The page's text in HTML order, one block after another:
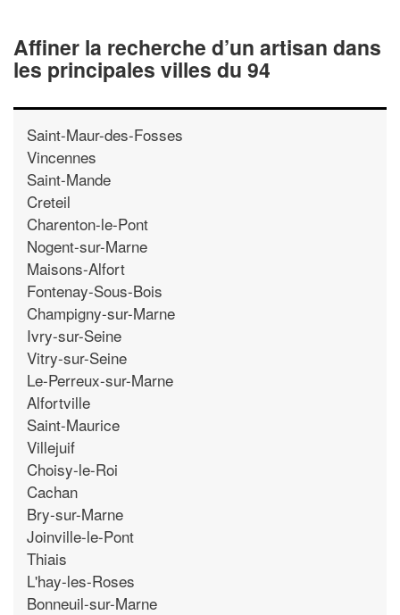
Affiner la recherche d’un artisan dans
les principales villes du 94
Saint-Maur-des-Fosses
Vincennes
Saint-Mande
Creteil
Charenton-le-Pont
Nogent-sur-Marne
Maisons-Alfort
Fontenay-Sous-Bois
Champigny-sur-Marne
Ivry-sur-Seine
Vitry-sur-Seine
Le-Perreux-sur-Marne
Alfortville
Saint-Maurice
Villejuif
Choisy-le-Roi
Cachan
Bry-sur-Marne
Joinville-le-Pont
Thiais
L'hay-les-Roses
Bonneuil-sur-Marne